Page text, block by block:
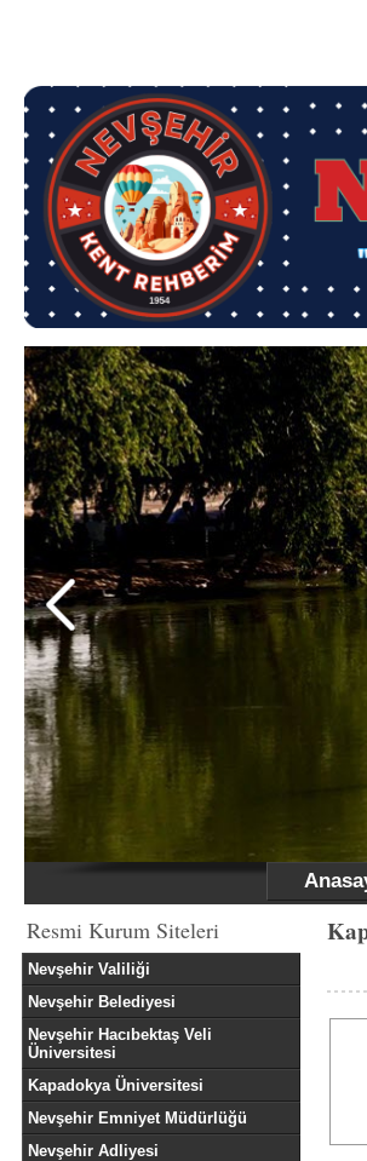
Resmi Kurum Siteleri
Nevşehir Valiliği
Nevşehir Belediyesi
Nevşehir Hacıbektaş Veli
Üniversitesi
Kapadokya Üniversitesi
Nevşehir Emniyet Müdürlüğü
Nevşehir Adliyesi